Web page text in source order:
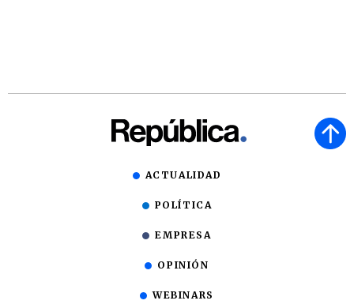
ACTUALIDAD
POLÍTICA
EMPRESA
OPINIÓN
WEBINARS